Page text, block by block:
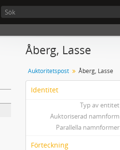
Åberg, Lasse
Auktoritetspost Åberg, Lasse
Identitet
Typ av entitet
Auktoriserad namnform
Parallella namnformer
Förteckning